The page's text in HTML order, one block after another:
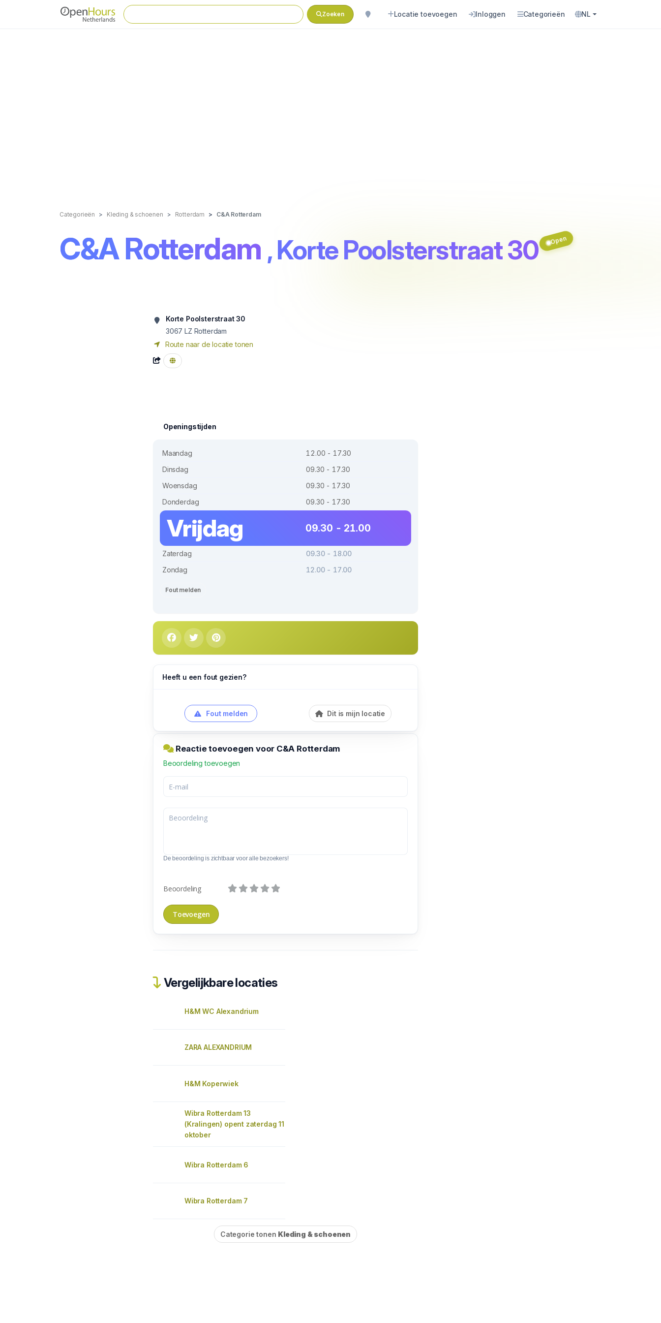
Zoeken Locatie toevoegen Inloggen Categorieën NL
Categorieën Kleding & schoenen Rotterdam C&A Rotterdam
C&A Rotterdam , Korte Poolsterstraat 30 Open
Korte Poolsterstraat 30
3067 LZ Rotterdam
Route naar de locatie tonen
Openingstijden
Maandag
12.00 - 17.30
Dinsdag
09.30 - 17.30
Woensdag
09.30 - 17.30
Donderdag
09.30 - 17.30
Vrijdag 09.30 - 21.00
Zaterdag
09.30 - 18.00
Zondag
12.00 - 17.00
Fout melden
Heeft u een fout gezien?
Fout melden Dit is mijn locatie
Reactie toevoegen voor C&A Rotterdam
Beoordeling toevoegen
De beoordeling is zichtbaar voor alle bezoekers!
Beoordeling
Vergelijkbare locaties
H&M WC Alexandrium
ZARA ALEXANDRIUM
H&M Koperwiek
Wibra Rotterdam 13
(Kralingen) opent zaterdag 11
oktober
Wibra Rotterdam 6
Wibra Rotterdam 7
Categorie tonen Kleding & schoenen